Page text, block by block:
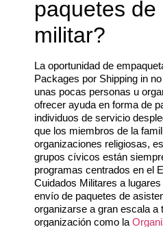
paquetes
militar?
La oportunidad de
Packages por Shipping in
unas pocas personas u
ofrecer ayuda en forma de
individuos de servicio
que los miembros de la
organizaciones religiosas,
grupos cívicos están
programas centrados en el
Cuidados Militares a
envío de paquetes de
organizarse a gran escala a
organización como la